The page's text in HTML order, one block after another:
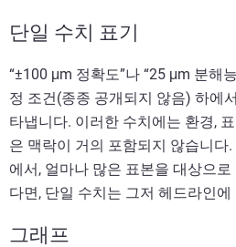
단일 수치 표기
“±100 μm 정확도”나 “25 μm 분해
정 조건(종종 공개되지 않음) 하에
타냅니다. 이러한 수치에는 환경,
은 맥락이 거의 포함되지 않습니다
에서, 얼마나 많은 표본을 대상으
다면, 단일 수치는 그저 헤드라인에
그래프